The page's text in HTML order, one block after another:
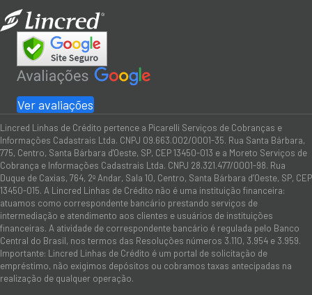
Ver avaliações
Lincred Linhas de Crédito pertence a Picarelli Serviços de Cobranças e
Informações Cadastrais Ltda. CNPJ 09.663.002/0001-35. Rua Santa Bárbara,
775, Centro, Santa Bárbara d'Oeste, SP, CEP 13450-013 e a Moreto Serviços de
Cobrança e Informações Cadastrais Ltda. CNPJ 28.321.477/0001-98. Rua
Duque de Caxias, 764, 2º Andar, Sala 10, Centro, Santa Bárbara d’Oeste, SP, CEP
13450-015. A Lincred Linhas de Crédito não é uma instituição financeira:
atuamos como correspondente bancário prestando serviços de
intermediação e atendimento aos clientes e usuários de instituições
financeiras. A atividade de correspondente bancário é regulada pelo Banco
Central do Brasil, nos termos das Resoluções números 3.110, 3.954 e 3.959.
Importante: Lincred Linhas de Crédito é um portal de solicitação de
empréstimo, não exigimos depósitos ou cobramos taxas antecipadas na
realização de qualquer operação.